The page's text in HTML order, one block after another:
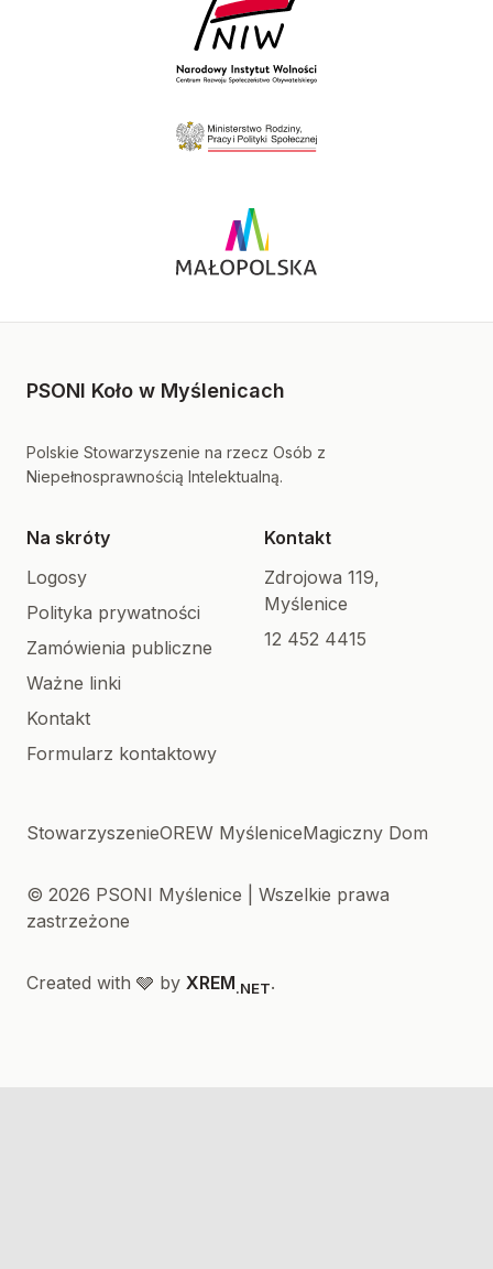
PSONI Koło w Myślenicach
Polskie Stowarzyszenie na rzecz Osób z
Niepełnosprawnością Intelektualną.
Na skróty
Logosy
Polityka prywatności
Zamówienia publiczne
Ważne linki
Kontakt
Formularz kontaktowy
Kontakt
Zdrojowa 119,
Myślenice
12 452 4415
StowarzyszenieOREW MyśleniceMagiczny Dom
© 2026 PSONI Myślenice | Wszelkie prawa
zastrzeżone
Created with 🩶 by XREM.NET.